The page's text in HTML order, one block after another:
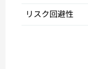
リスク回避性